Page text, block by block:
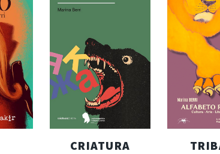
CRIATURA